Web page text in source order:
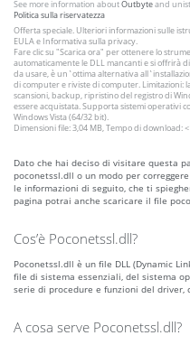
See more information aboutOutbyteand
Politica sulla riservatezza
Offerta speciale. Ulteriori informazioni sulle
EULAe Informativa sulla privacy.
Fare clic su "Scarica ora" per ottenere lo
automaticamente le DLL mancanti e si offrirà
da usare, è un`ottima alternativa
di computer e riviste di computer.
scansioni, backup, ripristino del registro di
essere acquistata. Supporta sistemi operativi
Windows Vista (64/32 bit).
Dimensioni file: 3,04 MB, Tempo di download:
Dato che hai deciso di visitare questa
poconetssl.dll o un modo per
le informazioni di seguito, che ti
pagina potrai anche scaricare il file
Cos’è Poconetssl.dll?
Poconetssl.dll è un file DLL (Dynamic
file di sistema essenziali, del sistema
serie di procedure e funzioni del driver,
A cosa serve Poconetssl.dll?